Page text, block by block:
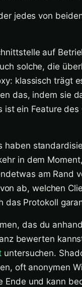
jedes von
auf
solche, die
klassisch trägt
das, indem sie
ein Feature
haben
in dem
am Rand
ab, welchen
das Protokoll
das du
bewerten
untersuchen.
oft anonymen
und kann